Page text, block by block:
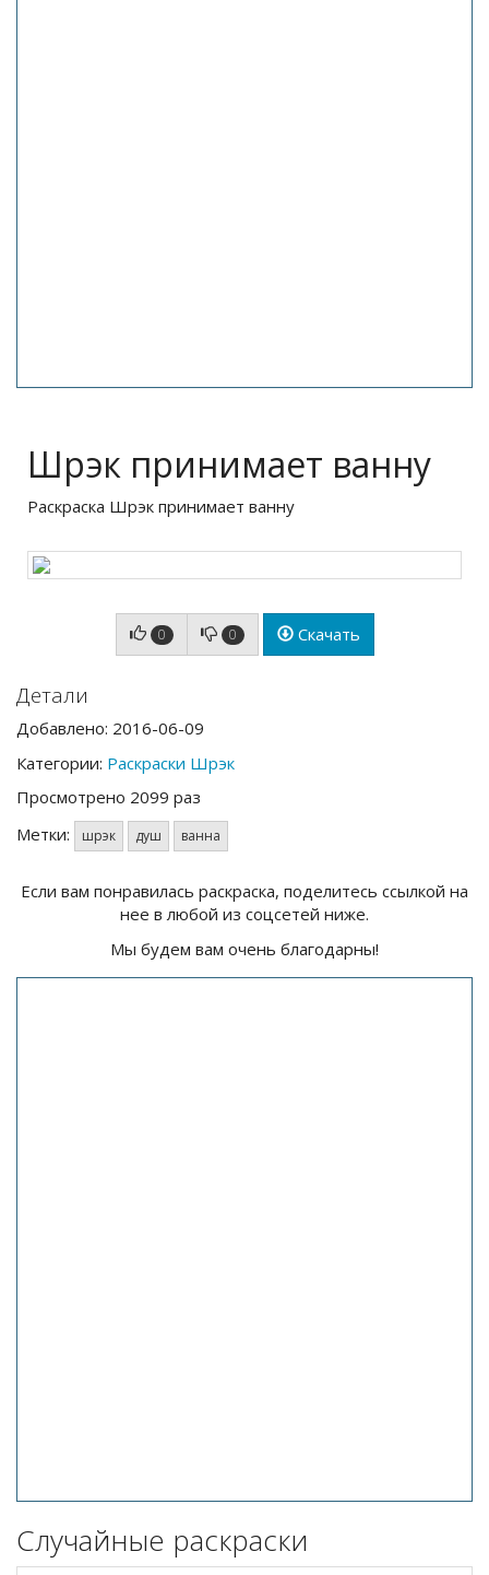
Шрэк принимает ванну
Раскраска Шрэк принимает ванну
0 0 Скачать
Детали
Добавлено: 2016-06-09
Категории: Раскраски Шрэк
Просмотрено 2099 раз
Метки:
шрэк душ ванна
Если вам понравилась раскраска, поделитесь ссылкой на
нее в любой из соцсетей ниже.
Мы будем вам очень благодарны!
Случайные раскраски